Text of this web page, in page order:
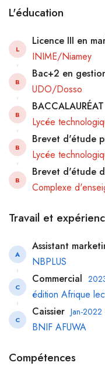
L'éducation
L
Licence III en
INIME/Niamey
B
Bac+2 en
UDO/Dosso
B
Lycée
B
Brevet d'étude
Lycée
B
Brevet d'étude
Complexe
Travail et
A
Assistant
NBPLUS
C
Commercial
édition Afrique
C
Caissier Jan-
BNIF AFUWA
Compétences